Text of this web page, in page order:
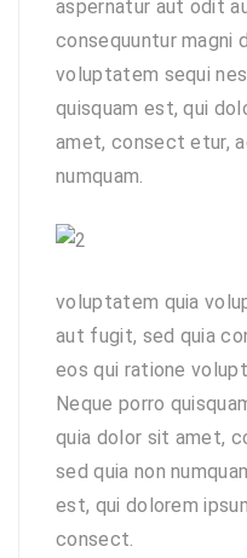
aspernatur aut odit
consequuntur magni
voluptatem sequi
quisquam est, qui
amet, consect etur,
numquam.
voluptatem quia
aut fugit, sed quia
eos qui ratione
Neque porro
quia dolor sit amet,
sed quia non
est, qui dolorem
consect.